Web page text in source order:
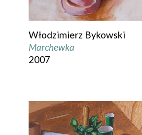
Włodzimierz Bykowski
Marchewka
2007